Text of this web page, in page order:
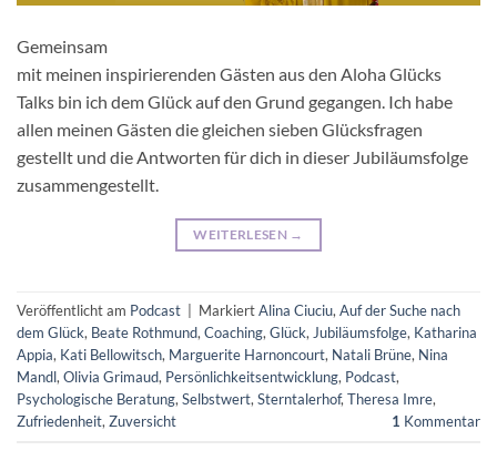
Gemeinsam
mit meinen inspirierenden Gästen aus den Aloha Glücks
Talks bin ich dem Glück auf den Grund gegangen. Ich habe
allen meinen Gästen die gleichen sieben Glücksfragen
gestellt und die Antworten für dich in dieser Jubiläumsfolge
zusammengestellt.
WEITERLESEN →
Veröffentlicht am Podcast MarkiertAlina Ciuciu, Auf der Suche nach
dem Glück, Beate Rothmund, Coaching, Glück, Jubiläumsfolge, Katharina
Appia, Kati Bellowitsch, Marguerite Harnoncourt, Natali Brüne, Nina
Mandl, Olivia Grimaud, Persönlichkeitsentwicklung, Podcast,
Psychologische Beratung, Selbstwert, Sterntalerhof, Theresa Imre,
Zufriedenheit, Zuversicht 1 Kommentar